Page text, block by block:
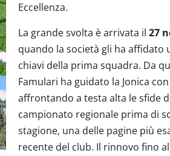
Eccellenza.
La grande svolta è arrivata il 27
quando la società gli ha affidato
chiavi della prima squadra. Da
Famulari ha guidato la Jonica
affrontando a testa alta le sfide
campionato regionale prima di
stagione, una delle pagine più
recente del club. Il rinnovo fino